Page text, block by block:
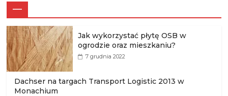
—
Jak wykorzystać płytę OSB w
ogrodzie oraz mieszkaniu?
7 grudnia 2022
Dachser na targach Transport Logistic 2013 w
Monachium